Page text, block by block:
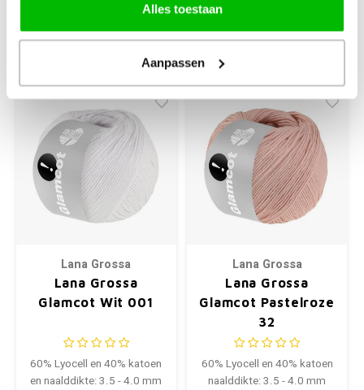
Alles toestaan
Aanpassen
+ +
Lana Grossa
Lana Grossa
Glamcot Wit 001
60% Lyocell en 40% katoen
en naalddikte: 3.5 - 4.0 mm
Lana Grossa
Lana Grossa
Glamcot Pastelroze
32
60% Lyocell en 40% katoen
naalddikte: 3.5 - 4.0 mm